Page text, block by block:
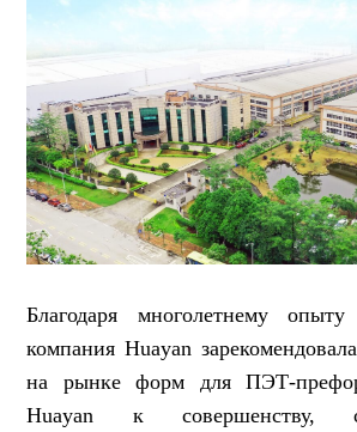
Благодаря многолетнему
компания Huayan
на рынке форм для ПЭТ-
Huayan к совершенству,